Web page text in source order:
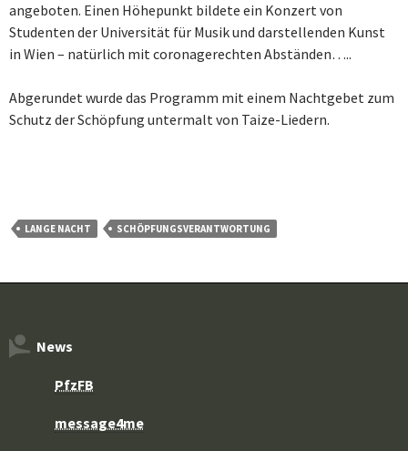
angeboten. Einen Höhepunkt bildete ein Konzert von
Studenten der Universität für Musik und darstellenden Kunst
in Wien – natürlich mit coronagerechten Abständen…..
Abgerundet wurde das Programm mit einem Nachtgebet zum
Schutz der Schöpfung untermalt von Taize-Liedern.
LANGE NACHT SCHÖPFUNGSVERANTWORTUNG
News
PfzFB
message4me